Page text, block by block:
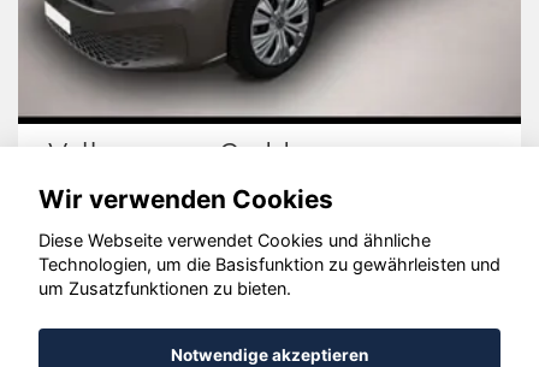
Volkswagen Caddy
© konjunkturmotor.de GmbH 2020 - 2026
Wir verwenden Cookies
Diese Webseite verwendet Cookies und ähnliche
Technologien, um die Basisfunktion zu gewährleisten und
um Zusatzfunktionen zu bieten.
Notwendige akzeptieren